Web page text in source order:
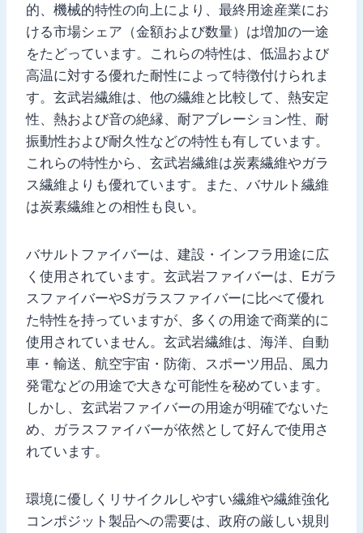
的、機械的特性の向上により、最終用途産業にお
ける市場シェア（金額および数量）は増加の一途
をたどっています。これらの特性は、低温および
高温に対する優れた耐性によって特徴付けられま
す。玄武岩繊維は、他の繊維と比較して、熱安定
性、熱および音の絶縁、耐アブレーション性、耐
振動性および耐久性などの特性も有しています。
これらの特性から、玄武岩繊維は炭素繊維やガラ
ス繊維よりも優れています。また、バサルト繊維
は炭素繊維との相性も良い。
バサルトファイバーは、建設・インフラ用途に広
く使用されています。玄武岩ファイバーは、Eガラ
スファイバーやSガラスファイバーに比べて優れ
た特性を持っていますが、多くの用途で商業的に
使用されていません。玄武岩繊維は、海洋、自動
車・輸送、航空宇宙・防衛、スポーツ用品、風力
発電などの用途で大きな可能性を秘めています。
しかし、玄武岩ファイバーの用途が明確でないた
め、ガラスファイバーが依然として好んで使用さ
れています。
環境に優しくリサイクルしやすい繊維や繊維強化
コンポジット製品への需要は、政府の厳しい規則